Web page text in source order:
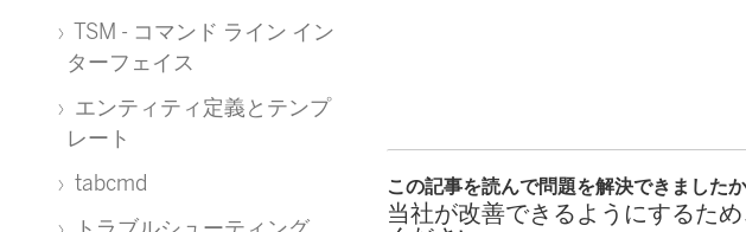
TSM - コマンド ライン イン
ターフェイス
エンティティ定義とテンプ
レート
tabcmd
この記事を読んで問題を解決できました
当社が改善できるようにするた